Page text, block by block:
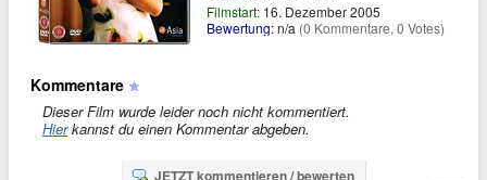
Filmstart: 16. Dezember 2005
Bewertung:n/a (0 Kommentare, 0 Votes)
Kommentare
Dieser Film wurde leider noch nicht kommentiert.
Hierkannst du einen Kommentar abgeben.
JETZT kommentieren / bewerten